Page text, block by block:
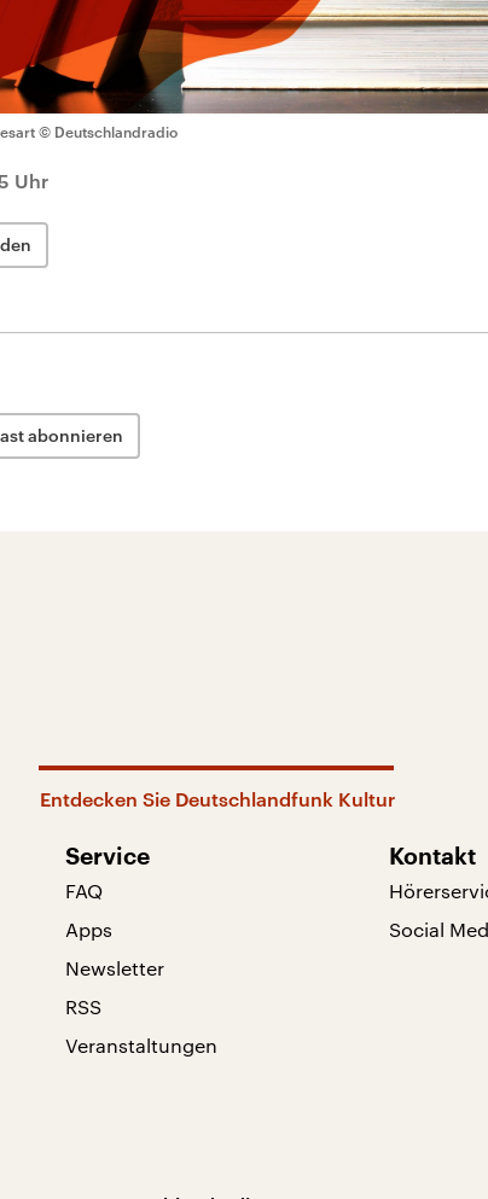
© Deutschlandradio
Uhr
abonnieren
Entdecken Sie Deutschlandfunk Kultur
Service
FAQ
Apps
Newsletter
RSS
Veranstaltungen
Kontakt
Social